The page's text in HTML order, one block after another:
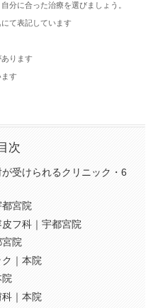
分に合った治療を選びましょう。
て表記しています
ります
す
次
受けられるクリニック・6
宮院
フ科｜宇都宮院
院
｜本院
｜本院